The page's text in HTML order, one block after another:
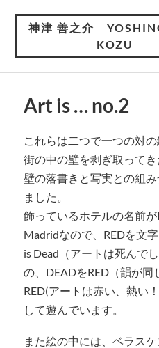
神津 善之介
KOZU
Art is … no.2
これらは二つで一つの対の
街の中の壁を剥ぎ取ってき
壁の落書きと写実との組
ました。
飾っているホテルの名前が
Madridなので、REDを文
is Dead（アートは死んで
の、DEADをRED（韻が
RED(アートは赤い、熱い
して遊んでいます。
また絵の中には、ベラス